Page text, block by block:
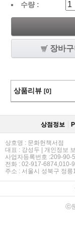
수량 :
장바구
상품리뷰 [0]
상점정보
상호명 : 문화헌책서점
대표 : 강성두 | 개인정보
사업자등록번호 :209-90-
전화 : 02-917-6874,010-
주소 : 서울시 성북구 정
ⓒ